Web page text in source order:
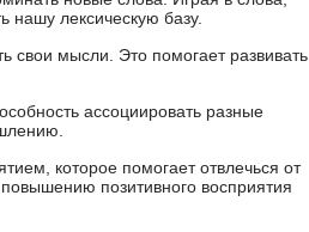
лексическую базу.
свои мысли. Это помогает развивать
ассоциировать разные
которое помогает отвлечься от
позитивного восприятия